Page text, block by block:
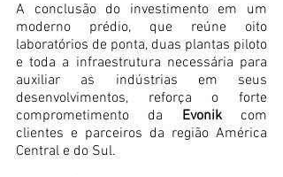
A conclusão do investimento em um
moderno prédio, que reúne oito
laboratórios de ponta, duas plantas piloto
e toda a infraestrutura necessária para
auxiliar as indústrias em seus
desenvolvimentos, reforça o forte
comprometimento da Evonik com
clientes e parceiros da região América
Central e do Sul.